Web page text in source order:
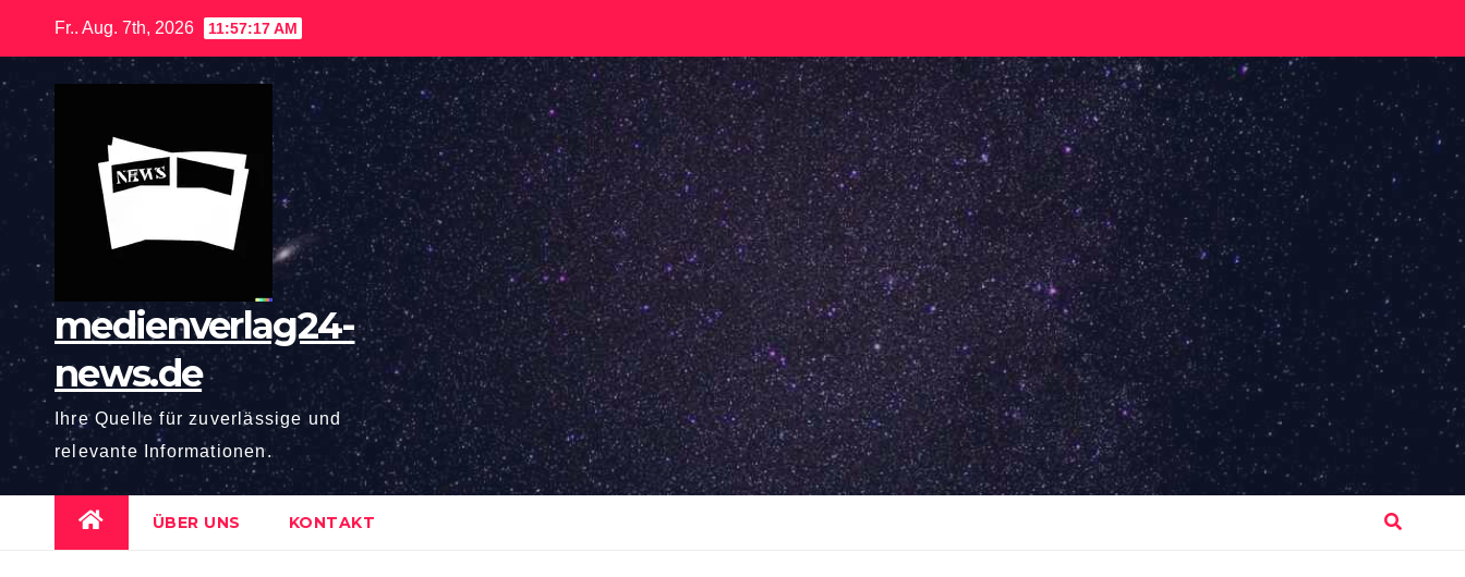
springen
Fr.. Aug. 7th, 2026 11:57:18 AM
medienverlag24-
news.de
Ihre Quelle für zuverlässige und
relevante Informationen.
ÜBER UNS KONTAKT